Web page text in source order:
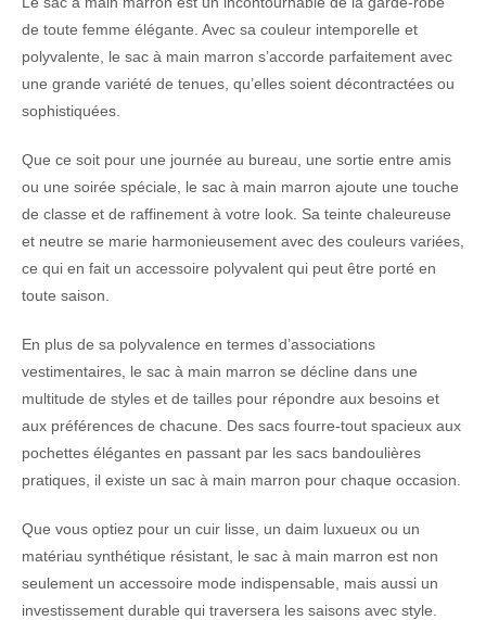
de toute femme élégante. Avec sa couleur intemporelle et
polyvalente, le sac à main marron s’accorde parfaitement avec
une grande variété de tenues, qu’elles soient décontractées ou
sophistiquées.
Que ce soit pour une journée au bureau, une sortie entre amis
ou une soirée spéciale, le sac à main marron ajoute une touche
de classe et de raffinement à votre look. Sa teinte chaleureuse
et neutre se marie harmonieusement avec des couleurs variées,
ce qui en fait un accessoire polyvalent qui peut être porté en
toute saison.
En plus de sa polyvalence en termes d’associations
vestimentaires, le sac à main marron se décline dans une
multitude de styles et de tailles pour répondre aux besoins et
aux préférences de chacune. Des sacs fourre-tout spacieux aux
pochettes élégantes en passant par les sacs bandoulières
pratiques, il existe un sac à main marron pour chaque occasion.
Que vous optiez pour un cuir lisse, un daim luxueux ou un
matériau synthétique résistant, le sac à main marron est non
seulement un accessoire mode indispensable, mais aussi un
investissement durable qui traversera les saisons avec style.